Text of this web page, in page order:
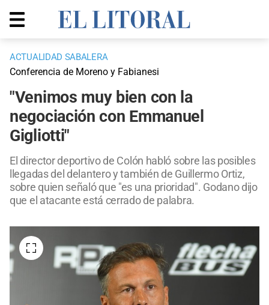
ACTUALIDAD SABALERA
Conferencia de Moreno y Fabianesi
"Venimos muy bien con la
negociación con Emmanuel
Gigliotti"
El director deportivo de Colón habló sobre las posibles
llegadas del delantero y también de Guillermo Ortiz,
sobre quien señaló que "es una prioridad". Godano dijo
que el atacante está cerrado de palabra.